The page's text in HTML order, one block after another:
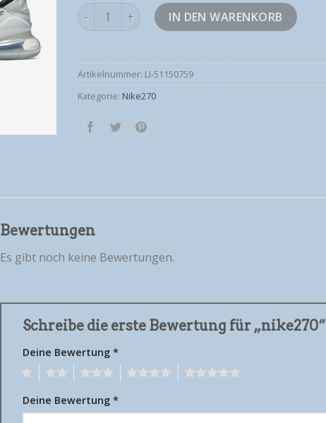
nike270 Menge IN DEN WARENKORB
Artikelnummer: LI-51150759
Kategorie: Nike270
Bewertungen
Es gibt noch keine Bewertungen.
Schreibe die erste Bewertung für „nike270“
Deine Bewertung *
Deine Bewertung *